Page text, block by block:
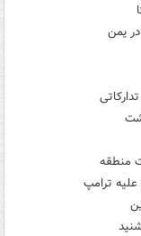
یمن
منطقه
ترامپ